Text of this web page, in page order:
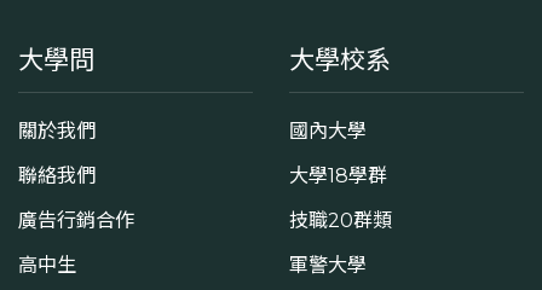
大學問
關於我們
聯絡我們
廣告行銷合作
高中生
大學校系
國內大學
大學18學群
技職20群類
軍警大學